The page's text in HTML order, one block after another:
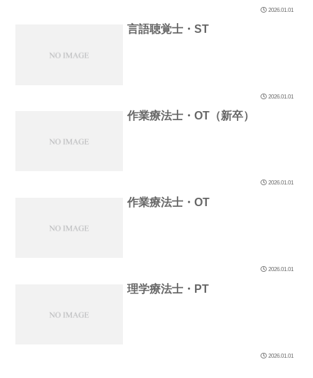
2026.01.01
言語聴覚士・ST
2026.01.01
作業療法士・OT（新卒）
2026.01.01
作業療法士・OT
2026.01.01
理学療法士・PT
2026.01.01